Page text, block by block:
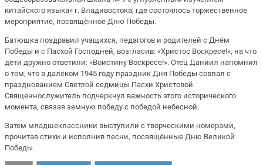
китайского языка» г. Владивостока, где состоялось торжественное
мероприятие, посвящённое Дню Победы.
Батюшка поздравил учащихся, педагогов и родителей с Днём
Победы и с Пасхой Господней, возгласив: «Христос Воскресе!», на что
дети дружно ответили: «Воистину Воскресе!». Отец Даниил напомнил
о том, что в далёком 1945 году праздник Дня Победы совпал с
празднованием Светлой седмицы Пасхи Христовой.
Священнослужитель подчеркнул важность этого исторического
момента, связав земную победу с победой небесной.
Затем младшеклассники выступили с творческими номерами,
прочитав стихи и исполнив песни, посвящённые Дню Великой
Победы.